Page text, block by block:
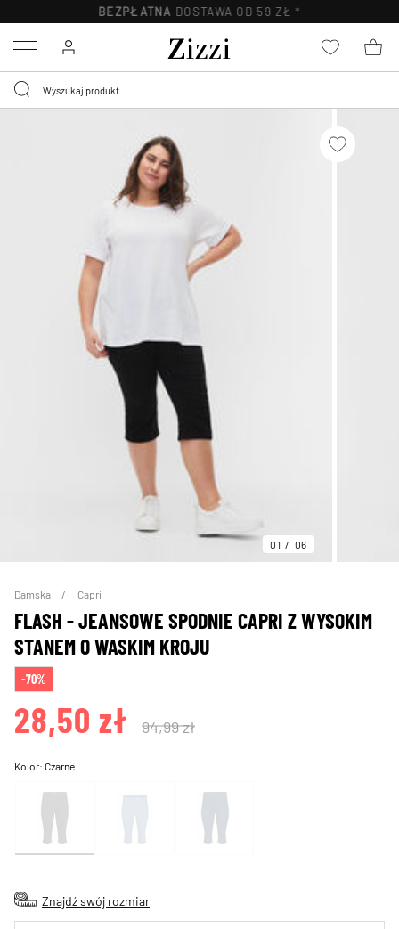
BEZPŁATNA DOSTAWA OD 59 ZŁ *
Menu
01 06
Damska Capri
FLASH - JEANSOWE SPODNIE CAPRI Z WYSOKIM
STANEM O WASKIM KROJU
-70%
28,50 zł 94,99 zł
Kolor:Czarne
Znajdź swój rozmiar